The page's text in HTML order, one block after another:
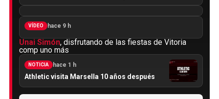
VÍDEO hace 9 h
Unai Simón, disfrutando de las fiestas de Vitoria
comp uno más
NOTICIA hace 1 h
Athletic visita Marsella 10 años después